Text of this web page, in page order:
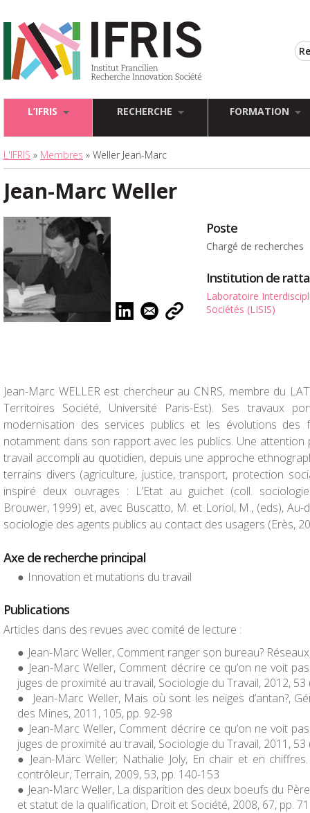
L’IFRIS RECHERCHE FORMATION
L'IFRIS » Membres » Weller Jean-Marc
Jean-Marc Weller
Poste
Chargé de recherches
Institution de
Laboratoire
Sociétés (LISIS)
Jean-Marc WELLER est chercheur au CNRS, membre du
Territoires Société, Université Paris-Est). Ses travaux
modernisation des services publics et les évolutions des
notamment dans son rapport avec les publics. Une
travail accompli au quotidien, depuis une approche
terrains divers (agriculture, justice, transport, protection
inspiré deux ouvrages : L’Etat au guichet (coll.
Brouwer, 1999) et, avec Buscatto, M. et Loriol, M., (eds),
sociologie des agents publics au contact des usagers (Erès,
Axe de recherche principal
Innovation et mutations du travail
Publications
Articles dans des revues avec comité de lecture :
Jean-Marc Weller, Comment ranger son bureau? Réseaux
Jean-Marc Weller, Comment décrire ce qu’on ne voit
juges de proximité au travail, Sociologie du Travail, 2012,
Jean-Marc Weller, Mais où sont les neiges d’antan?,
des Mines, 2011, 105, pp. 92-98
Jean-Marc Weller, Comment décrire ce qu’on ne voit
juges de proximité au travail, Sociologie du Travail, 2011,
Jean-Marc Weller; Nathalie Joly, En chair et en
contrôleur,Terrain, 2009, 53, pp. 140-153
Jean-Marc Weller, La disparition des deux boeufs du
et statut de la qualification, Droit et Société, 2008, 67, pp.